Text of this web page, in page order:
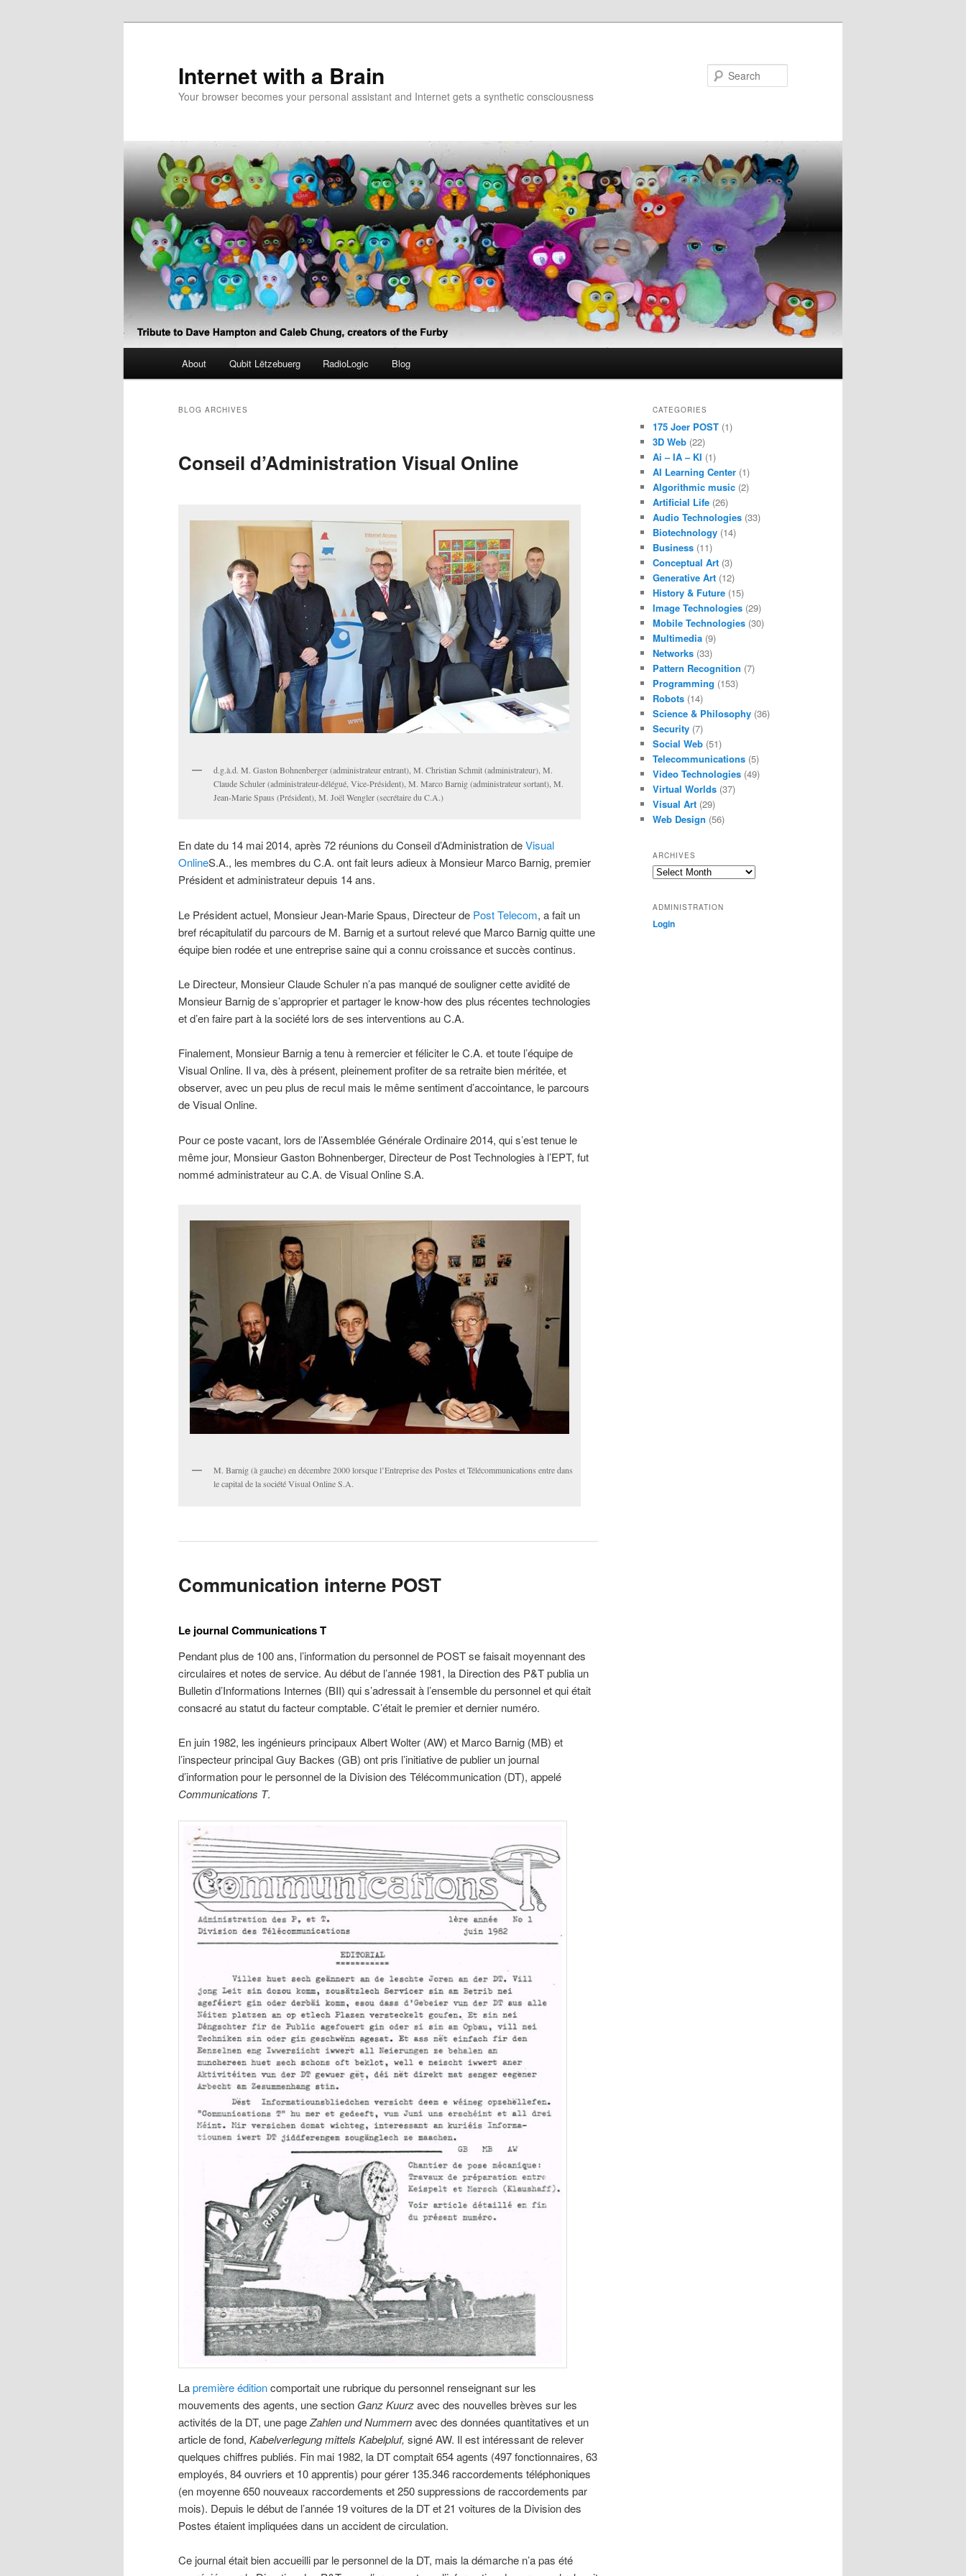
Internet with a Brain
Your browser becomes your personal assistant and Internet gets a synthetic consciousness
About Qubit Lëtzebuerg RadioLogic Blog
BLOG ARCHIVES
Conseil d’Administration Visual Online
d.g.à.d. M. Gaston Bohnenberger (administrateur entrant), M. Christian Schmit (administrateur), M.
Claude Schuler (administrateur-délégué, Vice-Président), M. Marco Barnig (administrateur sortant), M.
Jean-Marie Spaus (Président), M. Joël Wengler (secrétaire du C.A.)
En date du 14 mai 2014, après 72 réunions du Conseil d’Administration deVisual
OnlineS.A., les membres du C.A. ont fait leurs adieux à Monsieur Marco Barnig, premier
Président et administrateur depuis 14 ans.
Le Président actuel, Monsieur Jean-Marie Spaus, Directeur de Post Telecom, a fait un
bref récapitulatif du parcours de M. Barnig et a surtout relevé que Marco Barnig quitte une
équipe bien rodée et une entreprise saine qui a connu croissance et succès continus.
Le Directeur, Monsieur Claude Schuler n’a pas manqué de souligner cette avidité de
Monsieur Barnig de s’approprier et partager le know-how des plus récentes technologies
et d’en faire part à la société lors de ses interventions au C.A.
Finalement, Monsieur Barnig a tenu à remercier et féliciter le C.A. et toute l’équipe de
Visual Online. Il va, dès à présent, pleinement profiter de sa retraite bien méritée, et
observer, avec un peu plus de recul mais le même sentiment d’accointance, le parcours
de Visual Online.
Pour ce poste vacant, lors de l’Assemblée Générale Ordinaire 2014, qui s’est tenue le
même jour, Monsieur Gaston Bohnenberger, Directeur de Post Technologies à l’EPT, fut
nommé administrateur au C.A. de Visual Online S.A.
M. Barnig (à gauche) en décembre 2000 lorsque l’Entreprise des Postes et Télécommunications entre dans
le capital de la société Visual Online S.A.
Communication interne POST
Le journal Communications T
Pendant plus de 100 ans, l’information du personnel de POST se faisait moyennant des
circulaires et notes de service. Au début de l’année 1981, la Direction des P&T publia un
Bulletin d’Informations Internes (BII) qui s’adressait à l’ensemble du personnel et qui était
consacré au statut du facteur comptable. C’était le premier et dernier numéro.
En juin 1982, les ingénieurs principaux Albert Wolter (AW) et Marco Barnig (MB) et
l’inspecteur principal Guy Backes (GB) ont pris l’initiative de publier un journal
d’information pour le personnel de la Division des Télécommunication (DT), appelé
Communications T.
Lapremière éditioncomportait une rubrique du personnel renseignant sur les
mouvements des agents, une section Ganz Kuurzavec des nouvelles brèves sur les
activités de la DT, une pageZahlen und Nummernavec des données quantitatives et un
article de fond, Kabelverlegung mittels Kabelpluf, signé AW. Il est intéressant de relever
quelques chiffres publiés. Fin mai 1982, la DT comptait 654 agents (497 fonctionnaires, 63
employés, 84 ouvriers et 10 apprentis) pour gérer 135.346 raccordements téléphoniques
(en moyenne 650 nouveaux raccordements et 250 suppressions de raccordements par
mois). Depuis le début de l’année 19 voitures de la DT et 21 voitures de la Division des
Postes étaient impliquées dans un accident de circulation.
Ce journal était bien accueilli par le personnel de la DT, mais la démarche n’a pas été
CATEGORIES
175 Joer POST (1)
3D Web (22)
Ai – IA – KI (1)
AI Learning Center (1)
Algorithmic music (2)
Artificial Life (26)
Audio Technologies (33)
Biotechnology (14)
Business (11)
Conceptual Art (3)
Generative Art (12)
History & Future (15)
Image Technologies (29)
Mobile Technologies (30)
Multimedia (9)
Networks (33)
Pattern Recognition (7)
Programming (153)
Robots (14)
Science & Philosophy (36)
Security (7)
Social Web (51)
Telecommunications (5)
Video Technologies (49)
Virtual Worlds (37)
Visual Art (29)
Web Design (56)
ARCHIVES
Archives
ADMINISTRATION
Login